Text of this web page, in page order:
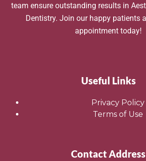
team ensure outstanding results in
Dentistry. Join our happy patients
appointment today!
Useful Links
Privacy Policy
Terms of Use
Contact Address